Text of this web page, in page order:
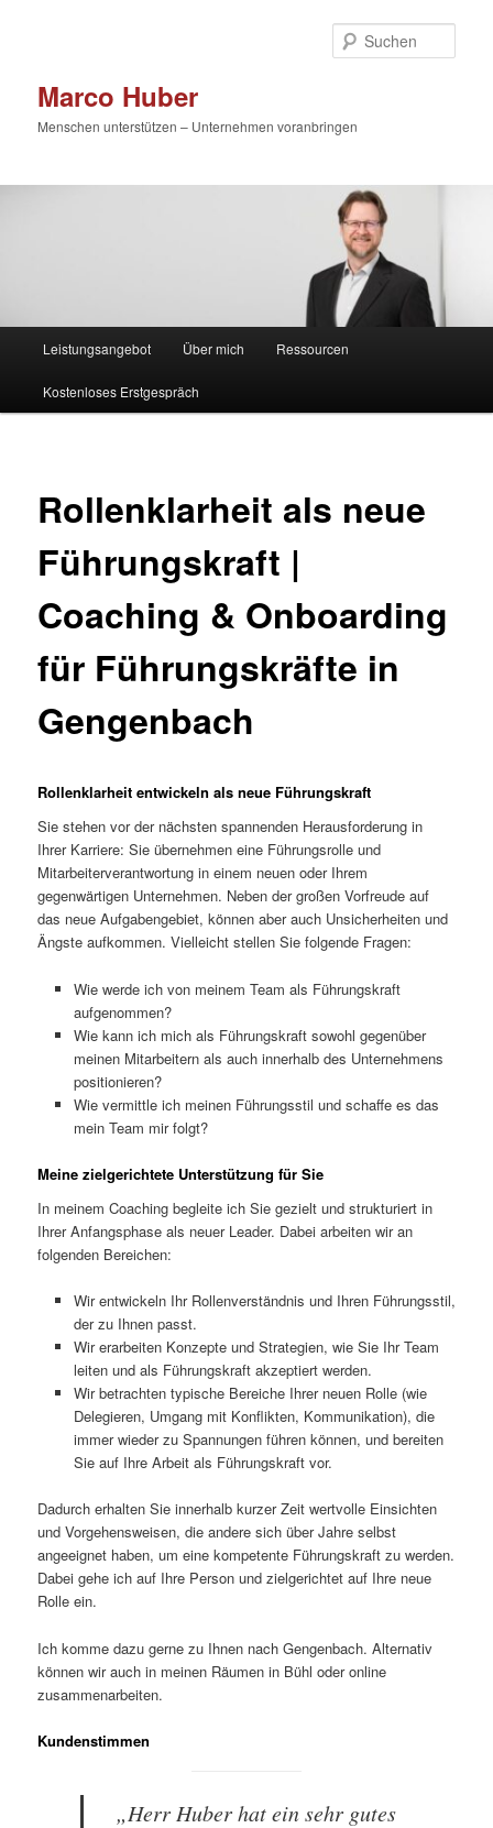
Marco Huber
Menschen unterstützen – Unternehmen voranbringen
Leistungsangebot Über mich Ressourcen
Kostenloses Erstgespräch
Rollenklarheit als neue
Führungskraft |
Coaching & Onboarding
für Führungskräfte in
Gengenbach
Rollenklarheit entwickeln als neue Führungskraft
Sie stehen vor der nächsten spannenden Herausforderung in
Ihrer Karriere: Sie übernehmen eine Führungsrolle und
Mitarbeiterverantwortung in einem neuen oder Ihrem
gegenwärtigen Unternehmen. Neben der großen Vorfreude auf
das neue Aufgabengebiet, können aber auch Unsicherheiten und
Ängste aufkommen. Vielleicht stellen Sie folgende Fragen:
Wie werde ich von meinem Team als Führungskraft
aufgenommen?
Wie kann ich mich als Führungskraft sowohl gegenüber
meinen Mitarbeitern als auch innerhalb des Unternehmens
positionieren?
Wie vermittle ich meinen Führungsstil und schaffe es das
mein Team mir folgt?
Meine zielgerichtete Unterstützung für Sie
In meinem Coaching begleite ich Sie gezielt und strukturiert in
Ihrer Anfangsphase als neuer Leader. Dabei arbeiten wir an
folgenden Bereichen:
Wir entwickeln Ihr Rollenverständnis und Ihren Führungsstil,
der zu Ihnen passt.
Wir erarbeiten Konzepte und Strategien, wie Sie Ihr Team
leiten und als Führungskraft akzeptiert werden.
Wir betrachten typische Bereiche Ihrer neuen Rolle (wie
Delegieren, Umgang mit Konflikten, Kommunikation), die
immer wieder zu Spannungen führen können, und bereiten
Sie auf Ihre Arbeit als Führungskraft vor.
Dadurch erhalten Sie innerhalb kurzer Zeit wertvolle Einsichten
und Vorgehensweisen, die andere sich über Jahre selbst
angeeignet haben, um eine kompetente Führungskraft zu werden.
Dabei gehe ich auf Ihre Person und zielgerichtet auf Ihre neue
Rolle ein.
Ich komme dazu gerne zu Ihnen nach Gengenbach. Alternativ
können wir auch in meinen Räumen in Bühl oder online
zusammenarbeiten.
Kundenstimmen
„Herr Huber hat ein sehr gutes